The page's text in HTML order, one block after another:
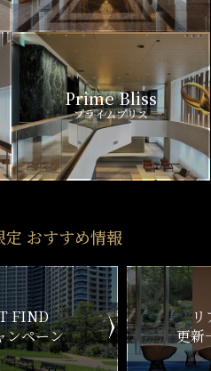
Prime Bliss
プライムブリス
おすすめ情報
タイム
チェック
新